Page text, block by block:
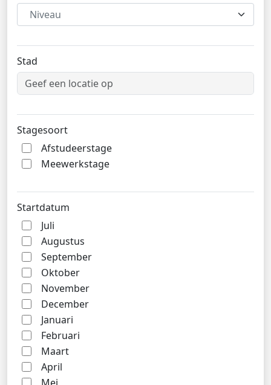
Niveau
Stad
Stagesoort
Afstudeerstage
Meewerkstage
Startdatum
Juli
Augustus
September
Oktober
November
December
Januari
Februari
Maart
April